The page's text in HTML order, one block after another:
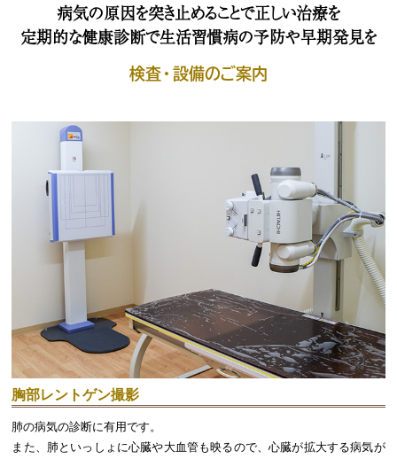
病気の原因を突き止めることで正しい治療を
定期的な健康診断で生活習慣病の予防や早期発見を
検査・設備のご案内
胸部レントゲン撮影
肺の病気の診断に有用です。
また、肺といっしょに心臓や大血管も映るので、心臓が拡大する病気が